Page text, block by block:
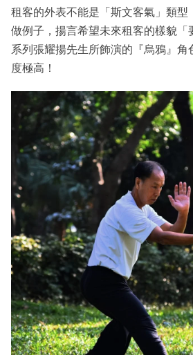
租客的外表不能是「斯文客氣」類型
做例子，揚言希望未來租客的樣貌「
系列張耀揚先生所飾演的『烏鴉』角
度極高！